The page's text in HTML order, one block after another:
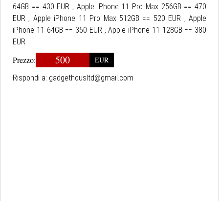
64GB == 430 EUR , Apple iPhone 11 Pro Max 256GB == 470
EUR , Apple iPhone 11 Pro Max 512GB == 520 EUR , Apple
iPhone 11 64GB == 350 EUR , Apple iPhone 11 128GB == 380
EUR
Prezzo: 500
EUR
Rispondi a: gadgethousltd@gmail.com